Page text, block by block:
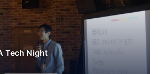
Tech Night